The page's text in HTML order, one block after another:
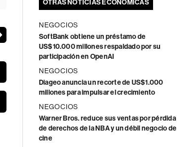
OTRAS NOTICIAS ECONÓMICAS
NEGOCIOS
SoftBank obtiene un préstamo de
US$10.000 millones respaldado por su
participación en OpenAI
NEGOCIOS
Diageo anuncia un recorte de US$1.000
millones para impulsar el crecimiento
NEGOCIOS
Warner Bros. reduce sus ventas por pérdida
de derechos de la NBA y un débil negocio de
cine